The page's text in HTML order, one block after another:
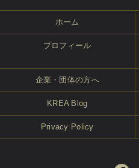
ホーム
プロフィール
企業・団体の方へ
KREA Blog
Privacy Policy